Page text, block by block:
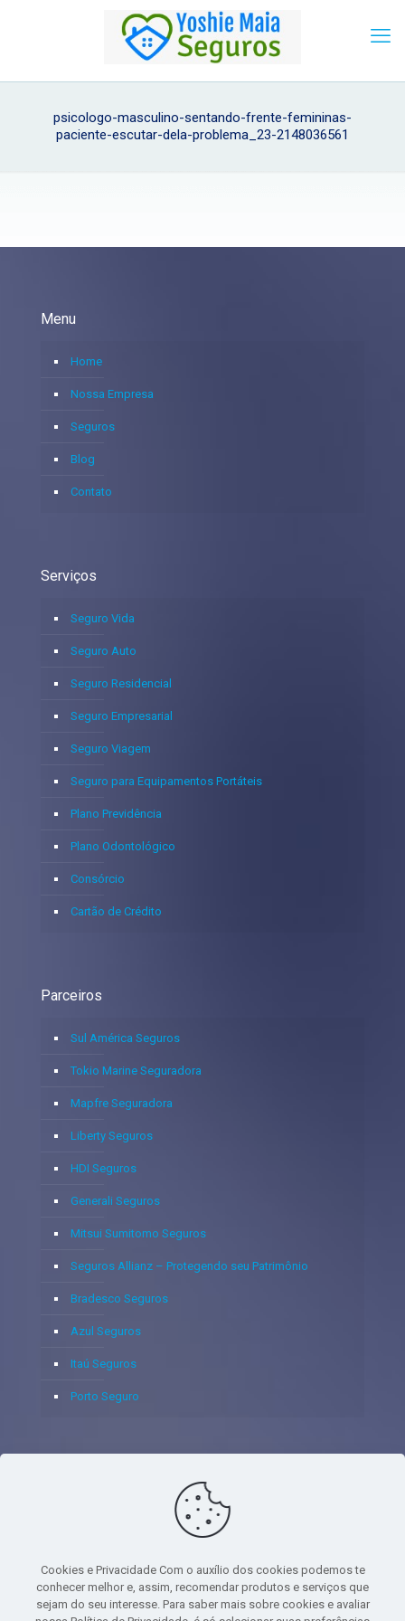
psicologo-masculino-sentando-frente-femininas-
paciente-escutar-dela-problema_23-2148036561
Menu
Home
Nossa Empresa
Seguros
Blog
Contato
Serviços
Seguro Vida
Seguro Auto
Seguro Residencial
Seguro Empresarial
Seguro Viagem
Seguro para Equipamentos Portáteis
Plano Previdência
Plano Odontológico
Consórcio
Cartão de Crédito
Parceiros
Sul América Seguros
Tokio Marine Seguradora
Mapfre Seguradora
Liberty Seguros
HDI Seguros
Generali Seguros
Mitsui Sumitomo Seguros
Seguros Allianz – Protegendo seu Patrimônio
Bradesco Seguros
Azul Seguros
Itaú Seguros
Porto Seguro
© 2020 - Yoshie & Maia Corretora de Seguros Ltda - CNPJ:
05.459.716/0001-75 - SUSEP: 100637106 AV DOS
PAVIMENTO - CEP 06.020-012 - VILA YARA - OSASCO - UF SP -
TELEFONE - (11) 8251-9266
Cookies e Privacidade Com o auxílio dos cookies podemos te
conhecer melhor e, assim, recomendar produtos e serviços que
sejam do seu interesse. Para saber mais sobre cookies e avaliar